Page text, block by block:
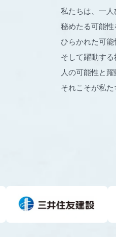
私たちは、一
秘めたる可能性
ひらかれた可
そして躍動す
人の可能性と
それこそが私た